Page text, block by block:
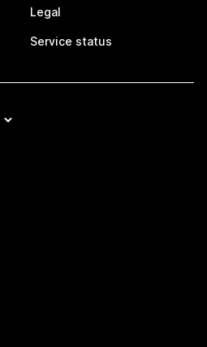
Legal
Service status